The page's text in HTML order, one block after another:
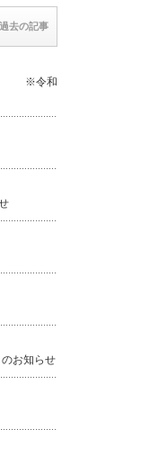
】 ※令和
お知らせ
過去の記事